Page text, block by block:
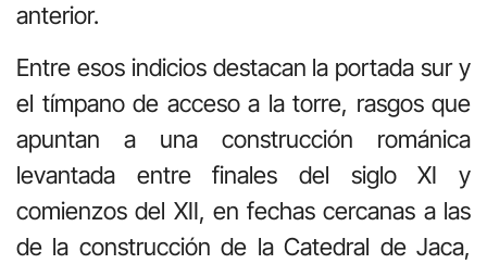
anterior.
Entre esos indicios destacan la portada sur y
el tímpano de acceso a la torre, rasgos que
apuntan a una construcción románica
levantada entre finales del siglo XI y
comienzos del XII, en fechas cercanas a las
de la construcción de laCatedral de Jaca,